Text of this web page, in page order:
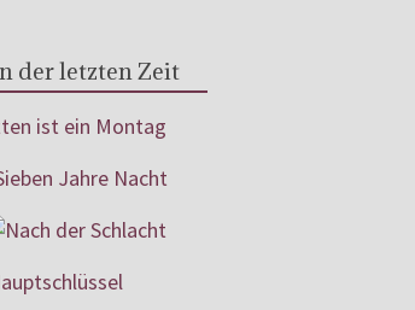
der letzten Zeit